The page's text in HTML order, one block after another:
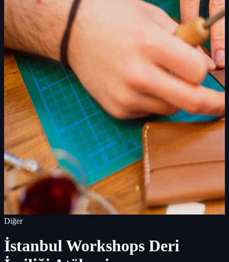
Diğer
İstanbul Workshops Deri